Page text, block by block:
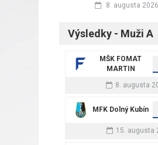
8. augusta 2026
Výsledky - Muži A
MŠK FOMAT
MARTIN
8. augusta
MFK Dolný Kubín
15. augusta